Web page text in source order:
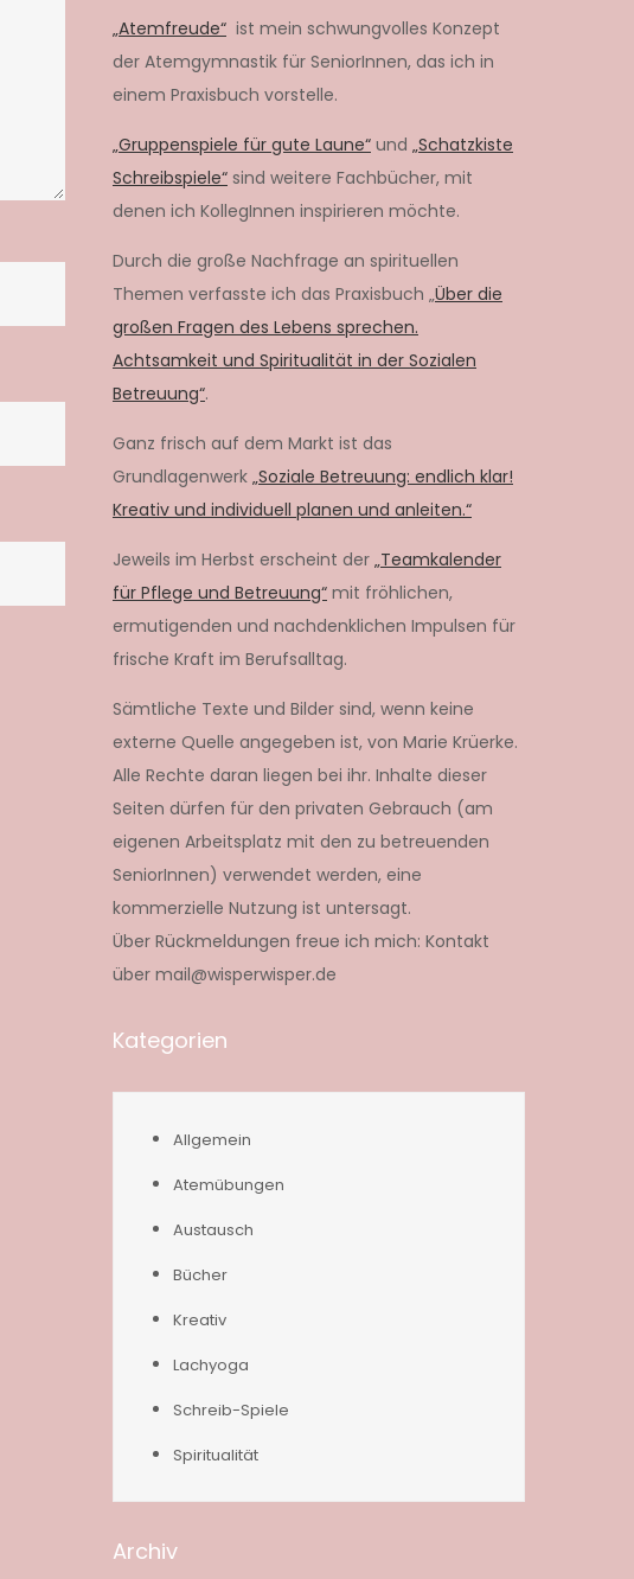
„Atemfreude“ ist mein schwungvolles Konzept
der Atemgymnastik für SeniorInnen, das ich in
einem Praxisbuch vorstelle.
„Gruppenspiele für gute Laune“ und „Schatzkiste
Schreibspiele“ sind weitere Fachbücher, mit
denen ich KollegInnen inspirieren möchte.
Durch die große Nachfrage an spirituellen
Themen verfasste ich das Praxisbuch „Über die
großen Fragen des Lebens sprechen.
Achtsamkeit und Spiritualität in der Sozialen
Betreuung“.
Ganz frisch auf dem Markt ist das
Grundlagenwerk „Soziale Betreuung: endlich klar!
Kreativ und individuell planen und anleiten.“
Jeweils im Herbst erscheint der „Teamkalender
für Pflege und Betreuung“ mit fröhlichen,
ermutigenden und nachdenklichen Impulsen für
frische Kraft im Berufsalltag.
Sämtliche Texte und Bilder sind, wenn keine
externe Quelle angegeben ist, von Marie Krüerke.
Alle Rechte daran liegen bei ihr. Inhalte dieser
Seiten dürfen für den privaten Gebrauch (am
eigenen Arbeitsplatz mit den zu betreuenden
SeniorInnen) verwendet werden, eine
kommerzielle Nutzung ist untersagt.
Über Rückmeldungen freue ich mich: Kontakt
über mail@wisperwisper.de
Kategorien
Allgemein
Atemübungen
Austausch
Bücher
Kreativ
Lachyoga
Schreib-Spiele
Spiritualität
Archiv